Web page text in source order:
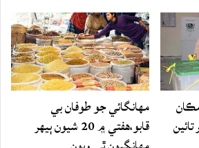
نومبر تائين
مهانگائي جو طوفان بي
قابو،هفتي ۾ 20 شيون ٻيهر